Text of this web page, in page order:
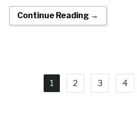
Continue Reading →
1 2 3 4